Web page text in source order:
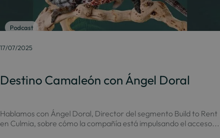
Podcast
17/07/2025
Destino Camaleón con Ángel Doral
Hablamos con Ángel Doral, Director del segmento Build to Rent
en Culmia, sobre cómo la compañía está impulsando el acceso...